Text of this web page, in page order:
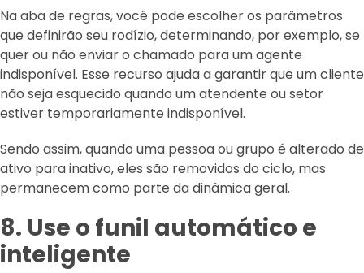
Na aba de regras, você pode escolher os parâmetros
que definirão seu rodízio, determinando, por exemplo, se
quer ou não enviar o chamado para um agente
indisponível. Esse recurso ajuda a garantir que um cliente
não seja esquecido quando um atendente ou setor
estiver temporariamente indisponível.
Sendo assim, quando uma pessoa ou grupo é alterado de
ativo para inativo, eles são removidos do ciclo, mas
permanecem como parte da dinâmica geral.
8. Use o funil automático e
inteligente